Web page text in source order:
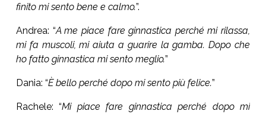
finito mi sento bene e calmo.”.
Andrea: “A me piace fare ginnastica perché mi rilassa,
mi fa muscoli, mi aiuta a guarire la gamba. Dopo che
ho fatto ginnastica mi sento meglio.”
Dania: “È bello perché dopo mi sento più felice.”
Rachele: “Mi piace fare ginnastica perché dopo mi